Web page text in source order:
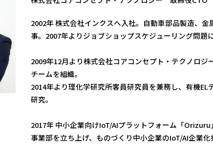
2002年 株式会社インクスへ入社。自動車部品製造、
事。2007年よりジョブショップスケジューリング問
2009年12月より株式会社コアコンセプト・テクノロジ
チームを組織。
2014年より理化学研究所客員研究員を兼務し、有機
研究。
2017年 中小企業向けIoT/AIプラットフォーム「
事業部を立ち上げ、ものづくり中小企業のIoT/AI企業